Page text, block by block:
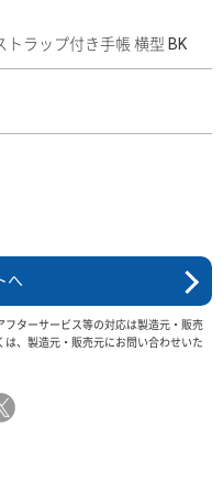
トラップ付き手帳 横型 BK
へ
ターサービス等の対応は製造元・販売
、製造元・販売元にお問い合わせいた